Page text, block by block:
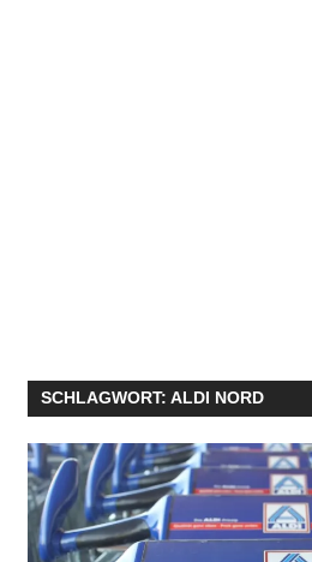
SCHLAGWORT: ALDI NORD